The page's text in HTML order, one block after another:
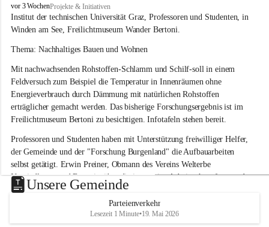
W
i
n
e
a
m
S
e
e
vor 3 WochenProjekte & Initiativen
Institut der technischen Universität Graz, Professoren und Studenten, in
Winden am See, Freilichtmuseum Wander Bertoni.
Thema: Nachhaltiges Bauen und Wohnen
Mit nachwachsenden Rohstoffen-Schlamm und Schilf-soll in einem
Feldversuch zum Beispiel die Temperatur in Innenräumen ohne
Energieverbrauch durch Dämmung mit natürlichen Rohstoffen
erträglicher gemacht werden. Das bisherige Forschungsergebnis ist im
Freilichtmuseum Bertoni zu besichtigen. Infotafeln stehen bereit.
Professoren und Studenten haben mit Unterstützung freiwilliger Helfer,
der Gemeinde und der "Forschung Burgenland" die Aufbauarbeiten
selbst getätigt. Erwin Preiner, Obmann des Vereins Welterbe
Neusiedlersee und Bgm. ist über die innovative Arbeit sehr erfreut und
hofft auf baldige praktische Anwendung der Forschungsergebnisse.
Gerade in Zeiten des Klimawandels ist jede technologische Innovation
wichtig!
Unsere Gemeinde
Parteienverkehr
Lesezeit 1 Minute•19. Mai 2026